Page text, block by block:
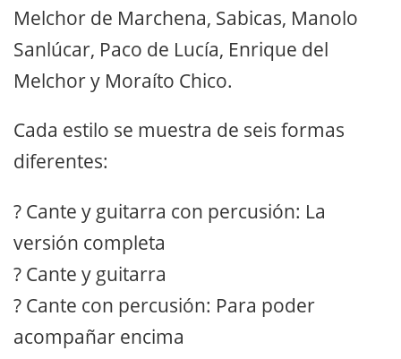
Melchor de Marchena, Sabicas, Manolo
Sanlúcar, Paco de Lucía, Enrique del
Melchor y Moraíto Chico.
Cada estilo se muestra de seis formas
diferentes:
? Cante y guitarra con percusión: La
versión completa
? Cante y guitarra
? Cante con percusión: Para poder
acompañar encima